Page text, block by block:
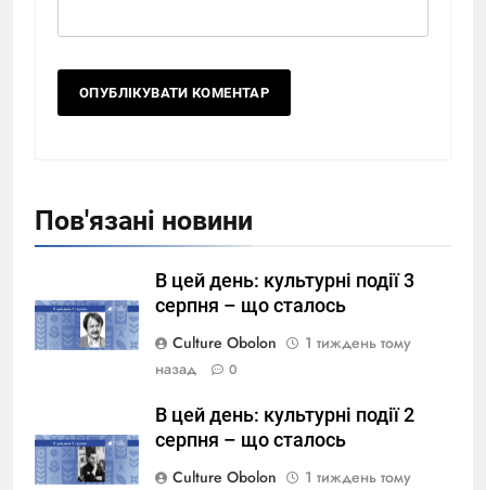
Пов'язані новини
В цей день: культурні події 3
серпня – що сталось
Culture Obolon
1 тиждень тому
назад
0
В цей день: культурні події 2
серпня – що сталось
Culture Obolon
1 тиждень тому